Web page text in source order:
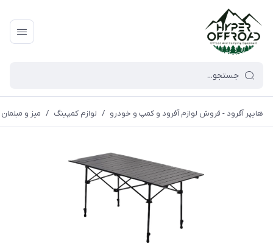
هایپر آفرود - فروش لوازم آفرود و کمپ و خودرو / لوازم کمپینگ / میز و